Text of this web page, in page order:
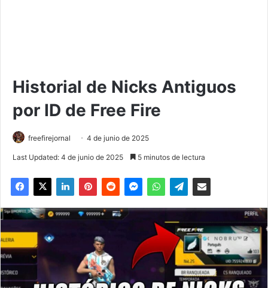
Historial de Nicks Antiguos
por ID de Free Fire
freefirejornal 4 de junio de 2025
Last Updated: 4 de junio de 2025 5 minutos de lectura